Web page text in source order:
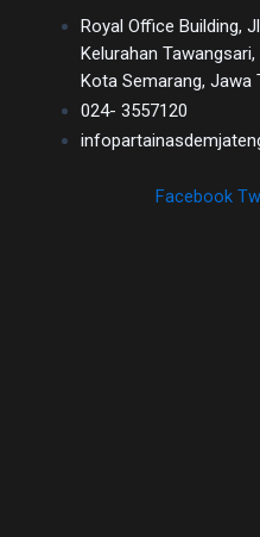
Royal Office Building,
Kelurahan
Kota Semarang, Jawa
024- 3557120
Facebook